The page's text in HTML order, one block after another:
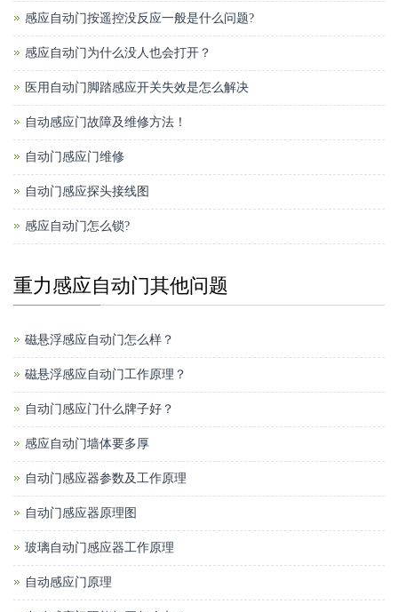
感应自动门按遥控没反应一般是什么问题?
感应自动门为什么没人也会打开？
医用自动门脚踏感应开关失效是怎么解决
自动感应门故障及维修方法！
自动门感应门维修
自动门感应探头接线图
感应自动门怎么锁?
重力感应自动门其他问题
磁悬浮感应自动门怎么样？
磁悬浮感应自动门工作原理？
自动门感应门什么牌子好？
感应自动门墙体要多厚
自动门感应器参数及工作原理
自动门感应器原理图
玻璃自动门感应器工作原理
自动感应门原理